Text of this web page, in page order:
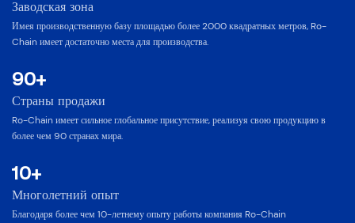
Заводская зона
︎Имея производственную базу площадью более 2000 квадратных метров, Ro-
Chain имеет достаточно места для производства.
90+
Страны продажи
︎Ro-Chain имеет сильное глобальное присутствие, реализуя свою продукцию в
более чем 90 странах мира.
10+
Многолетний опыт
︎Благодаря более чем 10-летнему опыту работы компания Ro-Chain